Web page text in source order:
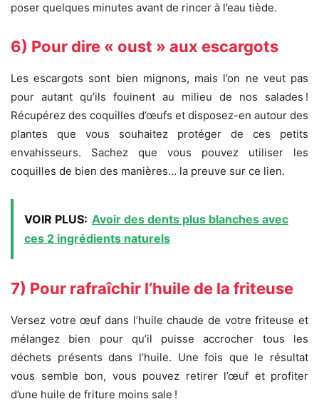
poser quelques minutes avant de rincer à l’eau tiède.
6) Pour dire « oust » aux escargots
Les escargots sont bien mignons, mais l’on ne veut pas
pour autant qu’ils fouinent au milieu de nos salades !
Récupérez des coquilles d’œufs et disposez-en autour des
plantes que vous souhaitez protéger de ces petits
envahisseurs. Sachez que vous pouvez utiliser les
coquilles de bien des manières… la preuve sur ce lien.
VOIR PLUS: Avoir des dents plus blanches avec
ces 2 ingrédients naturels
7) Pour rafraîchir l’huile de la friteuse
Versez votre œuf dans l’huile chaude de votre friteuse et
mélangez bien pour qu’il puisse accrocher tous les
déchets présents dans l’huile. Une fois que le résultat
vous semble bon, vous pouvez retirer l’œuf et profiter
d’une huile de friture moins sale !